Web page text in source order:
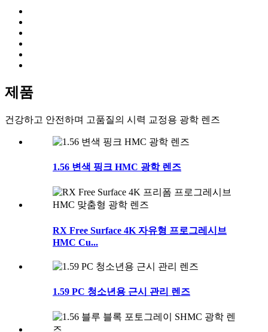
제품
건강하고 안전하며 고품질의 시력 교정용 광학 렌즈
1.56 변색 핑크 HMC 광학 렌즈
RX Free Surface 4K 자유형 프로그레시브
HMC Cu...
1.59 PC 청소년용 근시 관리 렌즈